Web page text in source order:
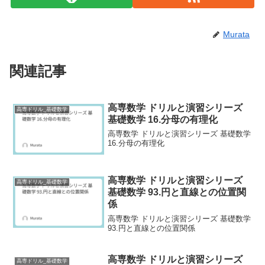
Murata
関連記事
高専ドリル_基礎数学
高専数学 ドリルと演習シリーズ
基礎数学 16.分母の有理化
高専数学 ドリルと演習シリーズ 基礎数学
16.分母の有理化
高専ドリル_基礎数学
高専数学 ドリルと演習シリーズ
基礎数学 93.円と直線との位置関
係
高専数学 ドリルと演習シリーズ 基礎数学
93.円と直線との位置関係
高専ドリル_基礎数学
高専数学 ドリルと演習シリーズ